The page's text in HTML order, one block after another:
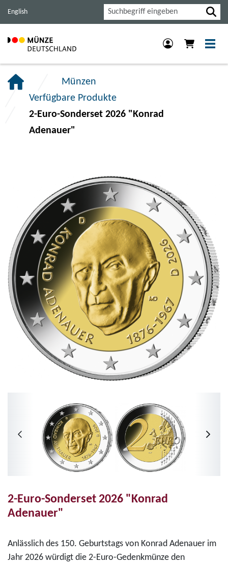
Haupt-
anspringen.
Inhalt
anspringen.
Footer
anspringen.
English Suche
Münzen
Verfügbare Produkte
2-Euro-Sonderset 2026 "Konrad
Adenauer"
2-Euro-Sonderset 2026 "Konrad
Adenauer"
Anlässlich des 150. Geburtstags von Konrad Adenauer im
Jahr 2026 würdigt die 2-Euro-Gedenkmünze den